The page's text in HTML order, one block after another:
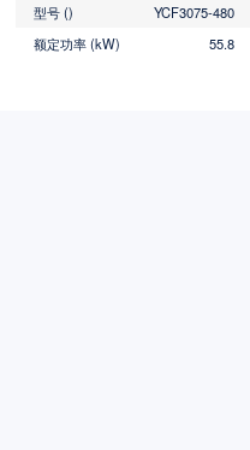
型号 ()
YCF3075-480
额定功率 (kW)
55.8